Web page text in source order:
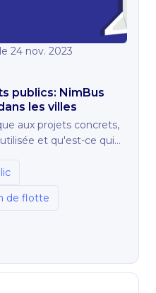
24 nov. 2023
publics: NimBus
les villes
aux projets concrets,
et qu'est-ce qui
de flotte